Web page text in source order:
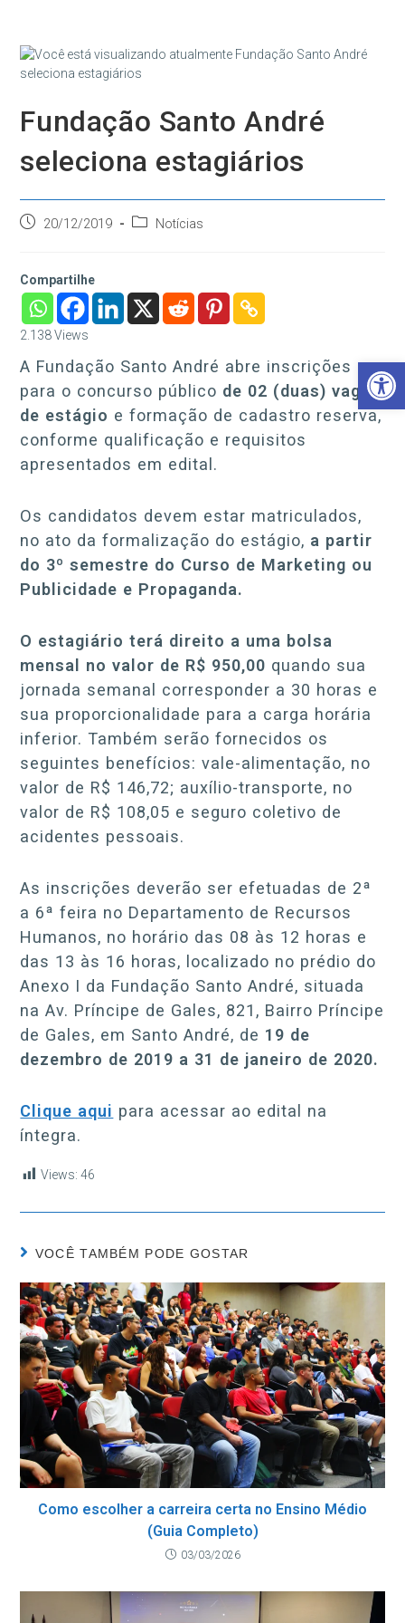
Barra de Ferramentas Aberta
conteúdo
Fundação Santo André
seleciona estagiários
Post20/12/2019
Categoria
Notícias
Compartilhe
2.138Views
A Fundação Santo André abre inscrições
para o concurso público de 02 (duas) vaga
de estágio e formação de cadastro reserva,
conforme qualificação e requisitos
apresentados em edital.
Os candidatos devem estar matriculados,
no ato da formalização do estágio, a partir
do 3º semestre do Curso de Marketing ou
Publicidade e Propaganda.
O estagiário terá direito a uma bolsa
mensal no valor de R$ 950,00 quando sua
jornada semanal corresponder a 30 horas e
sua proporcionalidade para a carga horária
inferior. Também serão fornecidos os
seguintes benefícios: vale-alimentação, no
valor de R$ 146,72; auxílio-transporte, no
valor de R$ 108,05 e seguro coletivo de
acidentes pessoais.
As inscrições deverão ser efetuadas de 2ª
a 6ª feira no Departamento de Recursos
Humanos, no horário das 08 às 12 horas e
das 13 às 16 horas, localizado no prédio do
Anexo I da Fundação Santo André, situada
na Av. Príncipe de Gales, 821, Bairro Príncipe
de Gales, em Santo André, de 19 de
dezembro de 2019 a 31 de janeiro de 2020.
Clique aqui para acessar ao edital na
íntegra.
Views: 46
VOCÊ TAMBÉM PODE GOSTAR
Como escolher a carreira certa no Ensino Médio
(Guia Completo)
03/03/2026